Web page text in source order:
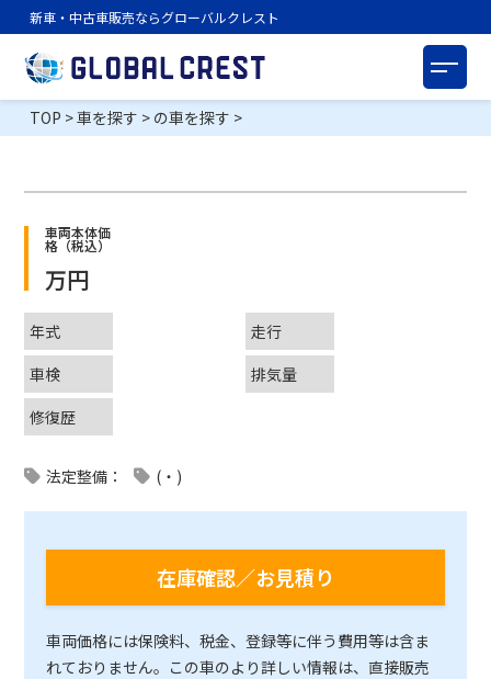
新車・中古車販売ならグローバルクレスト
TOP >車を探す > の車を探す >
車両本体価
格（税込）
万円
年式
走行
車検
排気量
修復歴
法定整備： (・)
在庫確認／お見積り
車両価格には保険料、税金、登録等に伴う費用等は含ま
れておりません。この車のより詳しい情報は、直接販売